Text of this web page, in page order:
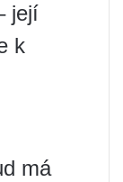
její
k
má